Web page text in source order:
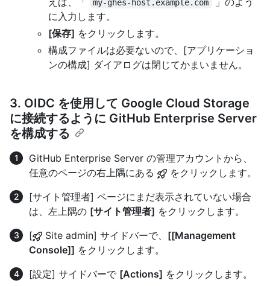
my-ghes-host.example.com
に入力します。
[保存] をクリックします。
構成ファイルは必要ないので、[アプリケーショ
ンの構成] ダイアログは閉じてかまいません。
3. OIDC を使用して Google Cloud Storage
に接続するように GitHub Enterprise Server
を構成する
GitHub Enterprise Server の管理アカウントから、
任意のページの右上隅にある
をクリックします。
[サイト管理者] ページにまだ表示されていない場合
は、左上隅の [サイト管理者] をクリックします。
[
Site admin] サイドバーで、 [[Management
Console]] をクリックします。
[設定] サイドバーで [Actions] をクリックします。